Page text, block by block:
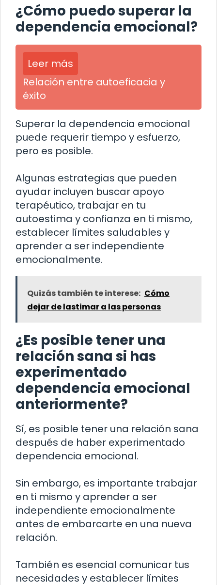
¿Cómo puedo superar la
dependencia emocional?
Leer más
Relación entre autoeficacia y
éxito
Superar la dependencia emocional
puede requerir tiempo y esfuerzo,
pero es posible.
Algunas estrategias que pueden
ayudar incluyen buscar apoyo
terapéutico, trabajar en tu
autoestima y confianza en ti mismo,
establecer límites saludables y
aprender a ser independiente
emocionalmente.
Quizás también te interese: Cómo
dejar de lastimar a las personas
¿Es posible tener una
relación sana si has
experimentado
dependencia emocional
anteriormente?
Sí, es posible tener una relación sana
después de haber experimentado
dependencia emocional.
Sin embargo, es importante trabajar
en ti mismo y aprender a ser
independiente emocionalmente
antes de embarcarte en una nueva
relación.
También es esencial comunicar tus
necesidades y establecer límites